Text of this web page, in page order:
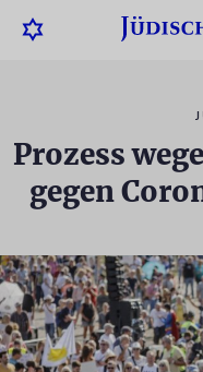
Prozess
gegen